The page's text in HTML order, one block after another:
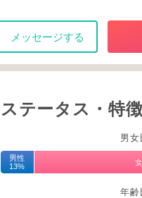
メッセージする
ステータス・特徴
男女
男性
13%
年齢